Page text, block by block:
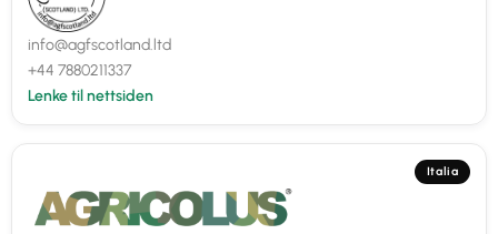
info@agfscotland.ltd
+44 7880211337
Lenke til nettsiden
Italia